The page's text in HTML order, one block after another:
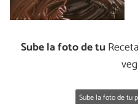
Sube la foto de tu
Sube la foto de tu